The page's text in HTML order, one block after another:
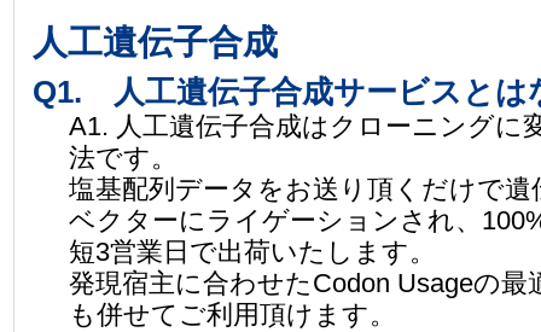
人工遺伝子合成
Q1. 人工遺伝子合成サービスとは
A1. 人工遺伝子合成はクローニングに
法です。
塩基配列データをお送り頂くだけで
ベクターにライゲーションされ、
短3営業日で出荷いたします。
発現宿主に合わせたCodon Usageの
も併せてご利用頂けます。